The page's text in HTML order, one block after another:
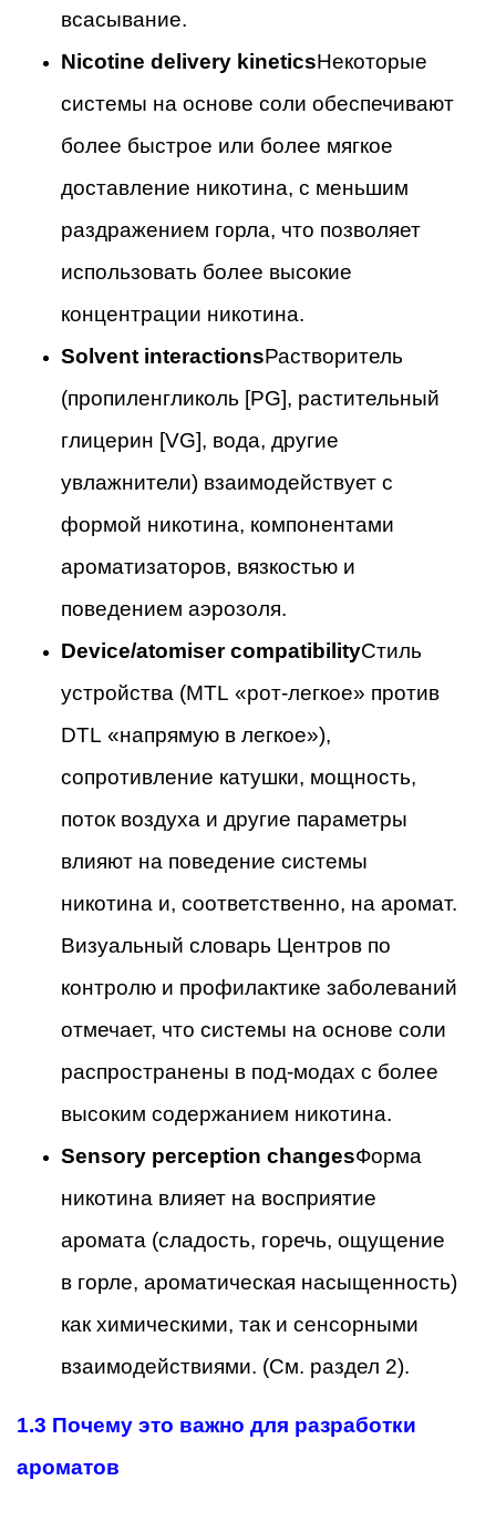
всасывание.
Nicotine delivery kineticsНекоторые
системы на основе соли обеспечивают
более быстрое или более мягкое
доставление никотина, с меньшим
раздражением горла, что позволяет
использовать более высокие
концентрации никотина.
Solvent interactionsРастворитель
(пропиленгликоль [PG], растительный
глицерин [VG], вода, другие
увлажнители) взаимодействует с
формой никотина, компонентами
ароматизаторов, вязкостью и
поведением аэрозоля.
Device/atomiser compatibilityСтиль
устройства (MTL «рот-легкое» против
DTL «напрямую в легкое»),
сопротивление катушки, мощность,
поток воздуха и другие параметры
влияют на поведение системы
никотина и, соответственно, на аромат.
Визуальный словарь Центров по
контролю и профилактике заболеваний
отмечает, что системы на основе соли
распространены в под-модах с более
высоким содержанием никотина.
Sensory perception changesФорма
никотина влияет на восприятие
аромата (сладость, горечь, ощущение
в горле, ароматическая насыщенность)
как химическими, так и сенсорными
взаимодействиями. (См. раздел 2).
1.3 Почему это важно для разработки
ароматов